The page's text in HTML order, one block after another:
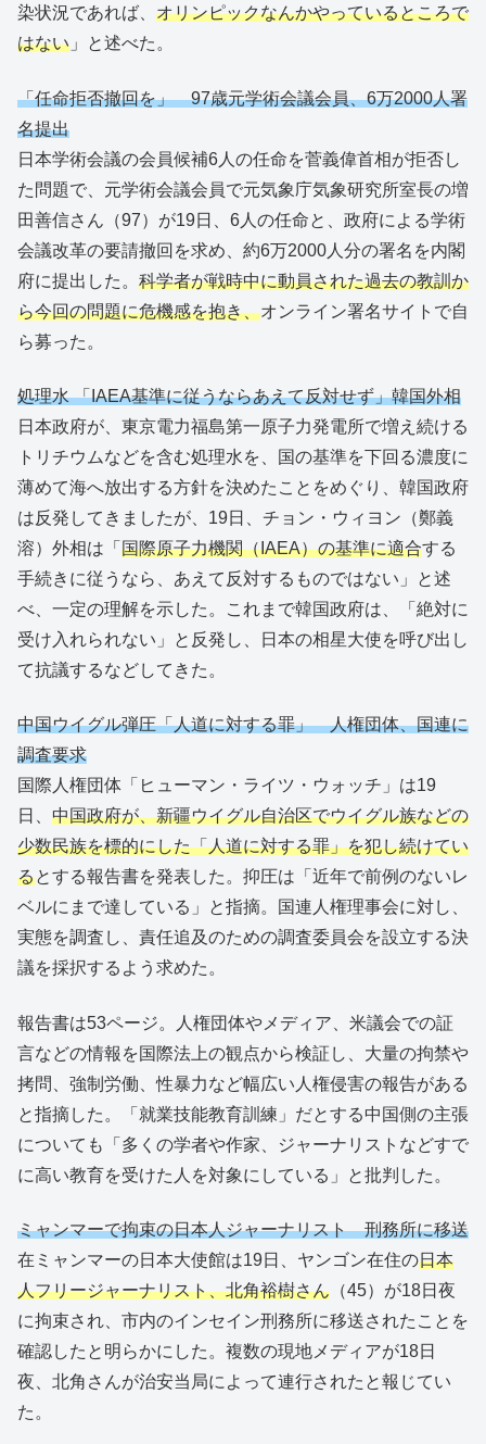
染状況であれば、 オリンピックなんかやっているところで
はない 」と述べた。
「任命拒否撤回を」 97歳元学術会議会員、6万2000人署
名提出
日本学術会議の会員候補6人の任命を菅義偉首相が拒否し
た問題で、元学術会議会員で元気象庁気象研究所室長の増
田善信さん（97）が19日、6人の任命と、政府による学術
会議改革の要請撤回を求め、約6万2000人分の署名を内閣
府に提出した。 科学者が戦時中に動員された過去の教訓か
ら今回の問題に危機感を抱き、オンライン署名サイトで自
ら募った。
処理水 「IAEA基準に従うならあえて反対せず」韓国外相
日本政府が、東京電力福島第一原子力発電所で増え続ける
トリチウムなどを含む処理水を、国の基準を下回る濃度に
薄めて海へ放出する方針を決めたことをめぐり、韓国政府
は反発してきましたが、19日、チョン・ウィヨン（鄭義
溶）外相は「 国際原子力機関（IAEA）の基準に適合する
手続きに従うなら、あえて反対するものではない」と述
べ、一定の理解を示した。これまで韓国政府は、「絶対に
受け入れられない」と反発し、日本の相星大使を呼び出し
て抗議するなどしてきた。
中国ウイグル弾圧「人道に対する罪」 人権団体、国連に
調査要求
国際人権団体「ヒューマン・ライツ・ウォッチ」は19
日、 中国政府が、新疆ウイグル自治区でウイグル族などの
少数民族を標的にした「人道に対する罪」を犯し続けてい
るとする報告書を発表した。抑圧は「近年で前例のないレ
ベルにまで達している」と指摘。国連人権理事会に対し、
実態を調査し、責任追及のための調査委員会を設立する決
議を採択するよう求めた。
報告書は53ページ。人権団体やメディア、米議会での証
言などの情報を国際法上の観点から検証し、大量の拘禁や
拷問、強制労働、性暴力など幅広い人権侵害の報告がある
と指摘した。「就業技能教育訓練」だとする中国側の主張
についても「多くの学者や作家、ジャーナリストなどすで
に高い教育を受けた人を対象にしている」と批判した。
ミャンマーで拘束の日本人ジャーナリスト 刑務所に移送
在ミャンマーの日本大使館は19日、ヤンゴン在住の日本
人フリージャーナリスト、北角裕樹さん （45）が18日夜
に拘束され、市内のインセイン刑務所に移送されたことを
確認したと明らかにした。複数の現地メディアが18日
夜、北角さんが治安当局によって連行されたと報じてい
た。